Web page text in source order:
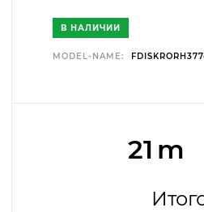
В НАЛИЧИИ
MODEL-NAME:
21 m